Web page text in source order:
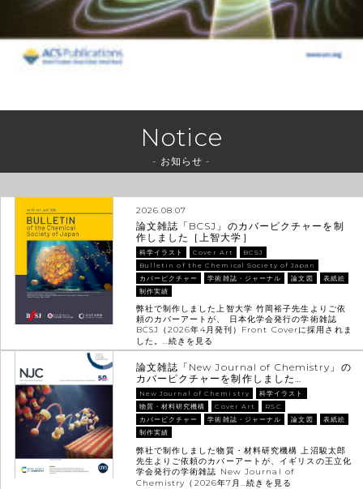
Notice
- お知らせ -
2026.08.07
論文雑誌「BCSJ」のカバーピクチャーを制
作しました［上智大学］
科学イラスト Cover Art
BCSJ
Bulletin of the Chemical Society of Japan
カバーピクチャー
学術雑誌・ジャーナル 論文図
表紙絵
制作実績
弊社で制作しました上智大学 竹岡裕子先生よりご依
頼のカバーアートが、 日本化学会発行の学術雑誌
BCSJ（2026年4月発刊）Front Coverに採用されま
した。…続きを見る
論文雑誌「New Journal of Chemistry」の
カバーピクチャーを制作しました…
New Journal of Chemistry
科学イラスト
物質・材料研究機構
Cover Art
RSC
カバーピクチャー
学術雑誌・ジャーナル 論文図
表紙絵
制作実績
弊社で制作しました物質・材料研究機構 上沼駿太郎
先生よりご依頼のカバーアートが、イギリスの王立化
学会発行の学術雑誌 New Journal of
Chemistry（2026年7月…続きを見る